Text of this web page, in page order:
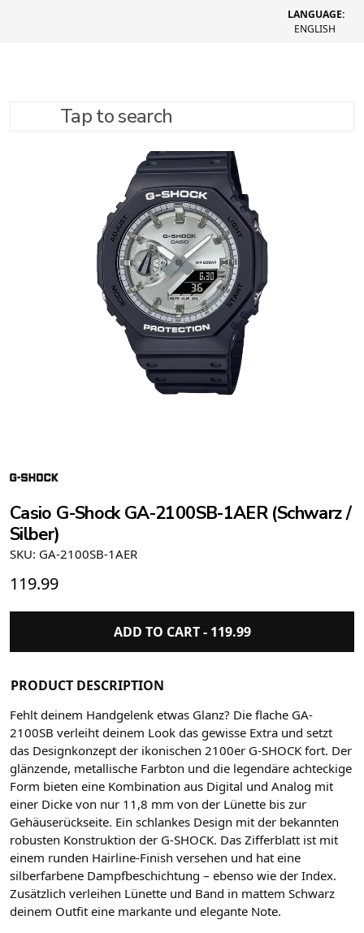
LANGUAGE:
ENGLISH
Tap to search
Casio G-Shock GA-2100SB-1AER (Schwarz /
Silber)
SKU: GA-2100SB-1AER
119.99
ADD TO CART - 119.99
PRODUCT DESCRIPTION
Fehlt deinem Handgelenk etwas Glanz? Die flache GA-
2100SB verleiht deinem Look das gewisse Extra und setzt
das Designkonzept der ikonischen 2100er G-SHOCK fort. Der
glänzende, metallische Farbton und die legendäre achteckige
Form bieten eine Kombination aus Digital und Analog mit
einer Dicke von nur 11,8 mm von der Lünette bis zur
Gehäuserückseite. Ein schlankes Design mit der bekannten
robusten Konstruktion der G-SHOCK. Das Zifferblatt ist mit
einem runden Hairline-Finish versehen und hat eine
silberfarbene Dampfbeschichtung – ebenso wie der Index.
Zusätzlich verleihen Lünette und Band in mattem Schwarz
deinem Outfit eine markante und elegante Note.